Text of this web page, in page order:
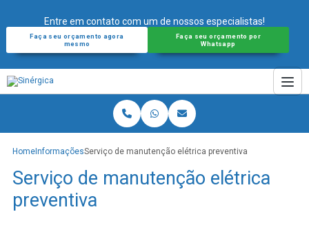
Entre em contato com um de nossos especialistas!
Faça seu orçamento agora
mesmo
Faça seu orçamento por
Whatsapp
Home InformaçõesServiço de manutenção elétrica preventiva
Serviço de manutenção elétrica
preventiva